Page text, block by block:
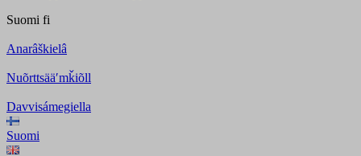
Suomi fi
Anarâškielâ
Nuõrttsääʹmǩiõll
Davvisámegiella
Suomi